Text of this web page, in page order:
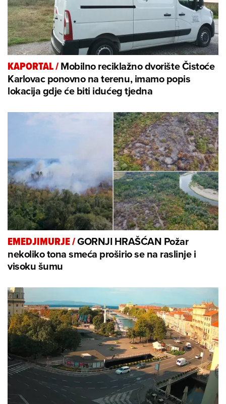
KAPORTAL/Mobilno reciklažno dvorište Čistoće
Karlovac ponovno na terenu, imamo popis
lokacija gdje će biti idućeg tjedna
EMEDJIMURJE/GORNJI HRAŠĆAN Požar
nekoliko tona smeća proširio se na raslinje i
visoku šumu